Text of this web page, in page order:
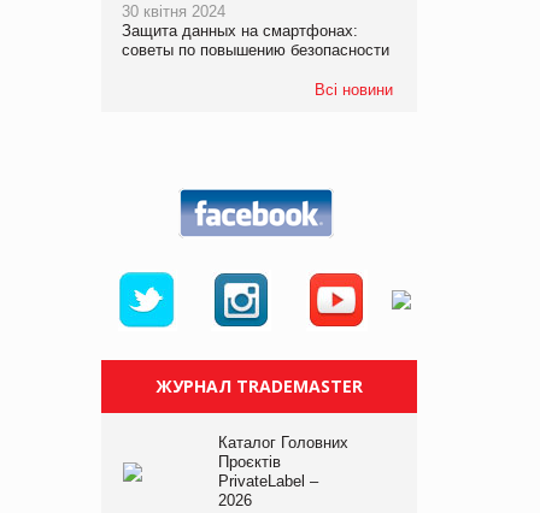
30 квітня 2024
Защита данных на смартфонах:
советы по повышению безопасности
Всі новини
ЖУРНАЛ TRADEMASTER
Каталог Головних
Проєктів
PrivateLabel –
2026